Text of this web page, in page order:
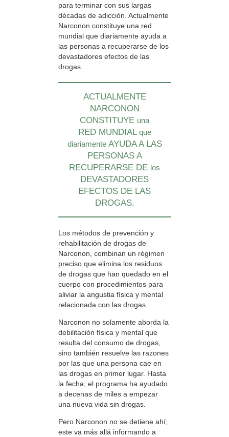
para terminar con sus largas
décadas de adicción. Actualmente
Narconon constituye una red
mundial que diariamente ayuda a
las personas a recuperarse de los
devastadores efectos de las
drogas.
ACTUALMENTE
NARCONON
CONSTITUYE una
RED MUNDIAL que
diariamenteAYUDA A LAS
PERSONAS A
RECUPERARSE DE los
DEVASTADORES
EFECTOS DE LAS
DROGAS.
Los métodos de prevención y
rehabilitación de drogas de
Narconon, combinan un régimen
preciso que elimina los residuos
de drogas que han quedado en el
cuerpo con procedimientos para
aliviar la angustia física y mental
relacionada con las drogas.
Narconon no solamente aborda la
debilitación física y mental que
resulta del consumo de drogas,
sino también resuelve las razones
por las que una persona cae en
las drogas en primer lugar. Hasta
la fecha, el programa ha ayudado
a decenas de miles a empezar
una nueva vida sin drogas.
Pero Narconon no se detiene ahí;
este va más allá informando a